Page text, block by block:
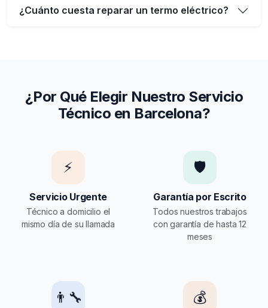
¿Cuánto cuesta reparar un termo eléctrico?
¿Por Qué Elegir Nuestro Servicio
Técnico en Barcelona?
⚡
Servicio Urgente
Técnico a domicilio el
mismo día de su llamada
🛡️
Garantía por Escrito
Todos nuestros trabajos
con garantía de hasta 12
meses
👨‍🔧 💰